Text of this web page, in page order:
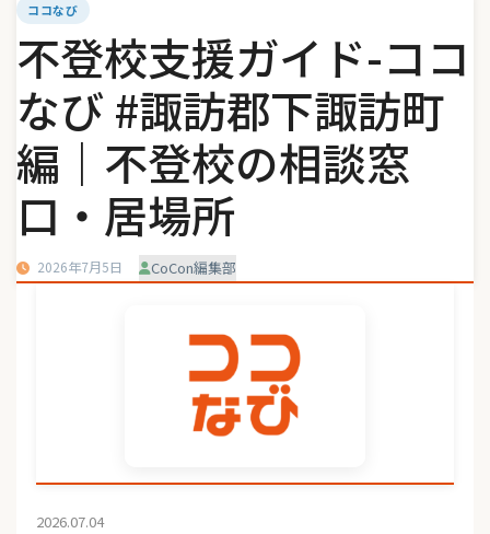
ココなび
不登校支援ガイド-ココ
なび #諏訪郡下諏訪町
編｜不登校の相談窓
口・居場所
2026年7月5日 CoCon編集部
2026.07.04